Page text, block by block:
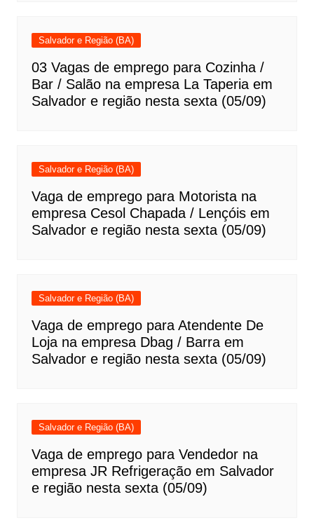
Salvador e Região (BA)
03 Vagas de emprego para Cozinha /
Bar / Salão na empresa La Taperia em
Salvador e região nesta sexta (05/09)
Salvador e Região (BA)
Vaga de emprego para Motorista na
empresa Cesol Chapada / Lençóis em
Salvador e região nesta sexta (05/09)
Salvador e Região (BA)
Vaga de emprego para Atendente De
Loja na empresa Dbag / Barra em
Salvador e região nesta sexta (05/09)
Salvador e Região (BA)
Vaga de emprego para Vendedor na
empresa JR Refrigeração em Salvador
e região nesta sexta (05/09)